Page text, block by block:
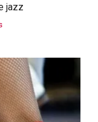
jazz